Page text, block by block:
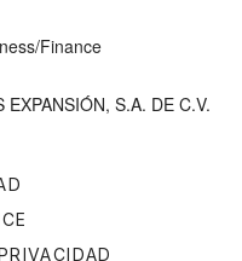
Finance
S.A. DE C.V.